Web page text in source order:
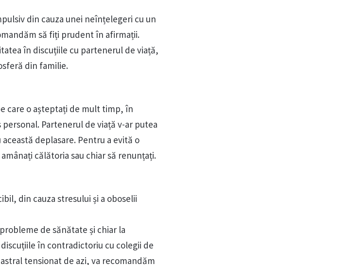
din cauza unei neînțelegeri cu un
să fiți prudent în afirmații.
în discuțiile cu partenerul de viață,
din familie.
care o așteptați de mult timp, în
Partenerul de viață v-ar putea
deplasare. Pentru a evită o
călătoria sau chiar să renunțați.
din cauza stresului și a oboselii
de sănătate și chiar la
în contradictoriu cu colegii de
tensionat de azi, va recomandăm